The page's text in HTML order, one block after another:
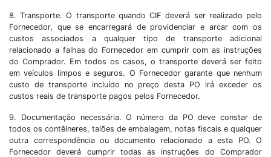
8. Transporte. O transporte quando CIF deverá ser realizado pelo
Fornecedor, que se encarregará de providenciar e arcar com os
custos associados a qualquer tipo de transporte adicional
relacionado a falhas do Fornecedor em cumprir com as instruções
do Comprador. Em todos os casos, o transporte deverá ser feito
em veículos limpos e seguros. O Fornecedor garante que nenhum
custo de transporte incluído no preço desta PO irá exceder os
custos reais de transporte pagos pelos Fornecedor.
9. Documentação necessária. O número da PO deve constar de
todos os contêineres, talões de embalagem, notas fiscais e qualquer
outra correspondência ou documento relacionado a esta PO. O
Fornecedor deverá cumprir todas as instruções do Comprador